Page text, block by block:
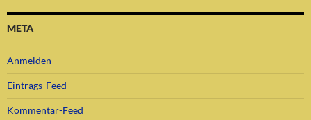
META
Anmelden
Eintrags-Feed
Kommentar-Feed